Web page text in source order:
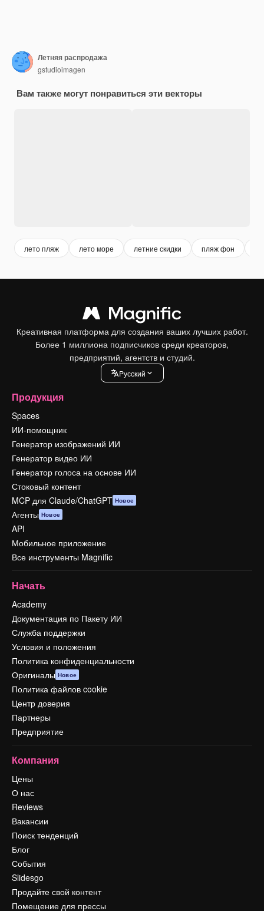
Летняя распродажа
gstudioimagen
Вам также могут понравиться эти векторы
лето пляж лето море летние скидки пляж фон
Креативная платформа для создания ваших лучших работ.
Более 1 миллиона подписчиков среди креаторов,
предприятий, агентств и студий.
Pусский
Продукция
Spaces
ИИ-помощник
Генератор изображений ИИ
Генератор видео ИИ
Генератор голоса на основе ИИ
Стоковый контент
MCP для Claude/ChatGPT Новое
Агенты Новое
API
Мобильное приложение
Все инструменты Magnific
Начать
Academy
Документация по Пакету ИИ
Служба поддержки
Условия и положения
Политика конфиденциальности
Оригиналы Новое
Политика файлов cookie
Центр доверия
Партнеры
Предприятие
Компания
Цены
О нас
Reviews
Вакансии
Поиск тенденций
Блог
События
Slidesgo
Продайте свой контент
Помещение для прессы